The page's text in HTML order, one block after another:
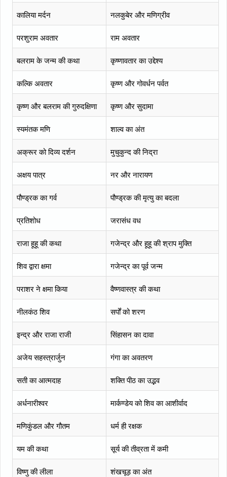
कालिया मर्दन नलकुबेर और मणिग्रीव
परशुराम अवतार राम अवतार
बलराम के जन्म की कथा कृष्णावतार का उद्देश्य
कल्कि अवतार कृष्ण और गोवर्धन पर्वत
कृष्ण और बलराम की गुरुदक्षिणा कृष्ण और सुदामा
स्यमंतक मणि शाल्व का अंत
अक्रूर को दिव्य दर्शन मुचुकुन्द की निद्रा
अक्षय पात्र नर और नारायण
पौण्ड्रक का गर्व पौण्ड्रक की मृत्यु का बदला
प्रतिशोध जरासंध वध
राजा हूहू की कथा गजेन्द्र और हूहू की श्राप मुक्ति
शिव द्वारा क्षमा गजेन्द्र का पूर्व जन्म
पराशर ने क्षमा किया वैष्णवास्त्र की कथा
नीलकंठ शिव सर्पों को शरण
इन्द्र और राजा राजी सिंहासन का दावा
अजेय सहस्त्रार्जुन गंगा का अवतरण
सती का आत्मदाह शक्ति पीठ का उद्भव
अर्धनारीश्वर मार्कण्डेय को शिव का आशीर्वाद
मणिकुंडल और गौतम धर्म ही रक्षक
यम की कथा सूर्य की तीव्रता में कमी
विष्णु की लीला शंखचूड़ का अंत